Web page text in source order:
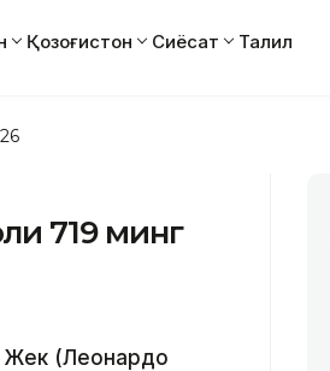
Қозоғистон Сиёсат Таҳлил
719 минг
Жек (Леонардо